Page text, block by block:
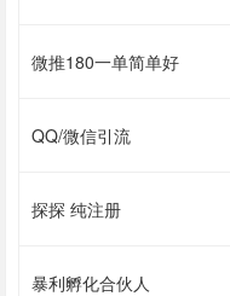
微推180一单简单好
QQ/微信引流
探探 纯注册
暴利孵化合伙人